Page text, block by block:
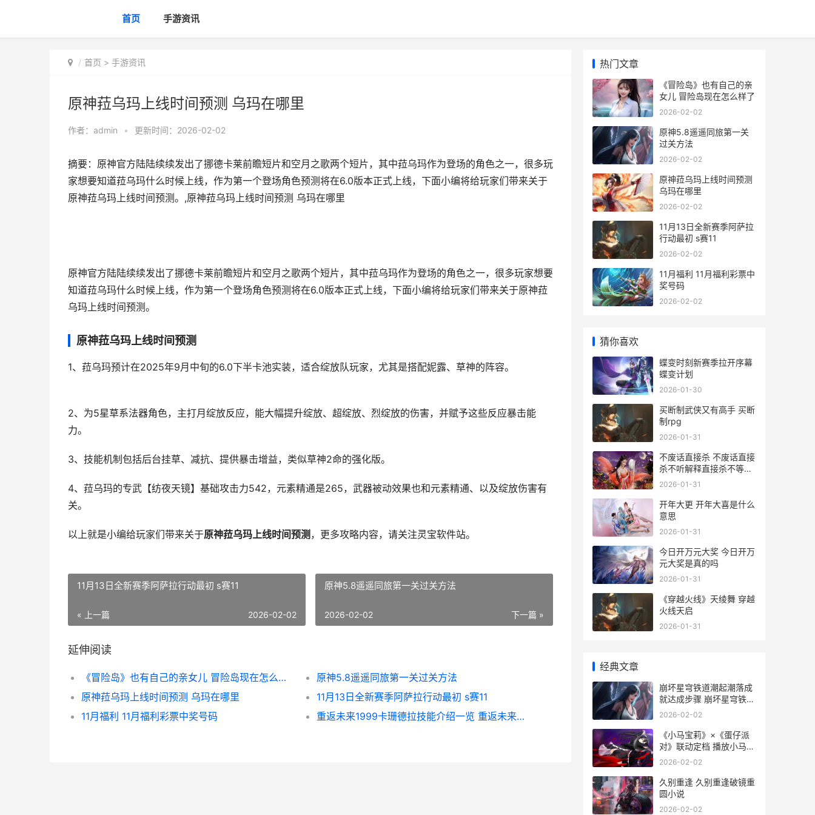
首页 手游资讯
首页 > 手游资讯
原神菈乌玛上线时间预测 乌玛在哪里
作者： admin • 更新时间：2026-02-02
摘要：原神官方陆陆续续发出了挪德卡莱前瞻短片和空月之歌两个短片，其中菈乌玛作为登场的角色之一，很多玩
家想要知道菈乌玛什么时候上线，作为第一个登场角色预测将在6.0版本正式上线，下面小编将给玩家们带来关于
原神菈乌玛上线时间预测。,原神菈乌玛上线时间预测 乌玛在哪里
原神官方陆陆续续发出了挪德卡莱前瞻短片和空月之歌两个短片，其中菈乌玛作为登场的角色之一，很多玩家想要
知道菈乌玛什么时候上线，作为第一个登场角色预测将在6.0版本正式上线，下面小编将给玩家们带来关于原神菈
乌玛上线时间预测。
原神菈乌玛上线时间预测
1、菈乌玛预计在2025年9月中旬的6.0下半卡池实装，适合绽放队玩家，尤其是搭配妮露、草神的阵容。
2、为5星草系法器角色，主打月绽放反应，能大幅提升绽放、超绽放、烈绽放的伤害，并赋予这些反应暴击能
力。
3、技能机制包括后台挂草、减抗、提供暴击增益，类似草神2命的强化版。
4、菈乌玛的专武【纺夜天镜】基础攻击力542，元素精通是265，武器被动效果也和元素精通、以及绽放伤害有
关。
以上就是小编给玩家们带来关于原神菈乌玛上线时间预测 ，更多攻略内容，请关注灵宝软件站。
11月13日全新赛季阿萨拉行动最初 s赛11
« 上一篇 2026-02-02
原神5.8遥遥同旅第一关过关方法
下一篇 »
2026-02-02
延伸阅读
《冒险岛》也有自己的亲女儿 冒险岛现在怎么样了
原神5.8遥遥同旅第一关过关方法
原神菈乌玛上线时间预测 乌玛在哪里
11月13日全新赛季阿萨拉行动最初 s赛11
11月福利 11月福利彩票中奖号码
重返未来1999卡珊德拉技能介绍一览 重返未来1999卡位
热门文章
《冒险岛》也有自己的亲
女儿 冒险岛现在怎么样了
2026-02-02
原神5.8遥遥同旅第一关
过关方法
2026-02-02
原神菈乌玛上线时间预测
乌玛在哪里
2026-02-02
11月13日全新赛季阿萨拉
行动最初 s赛11
2026-02-02
11月福利 11月福利彩票中
奖号码
2026-02-02
猜你喜欢
蝶变时刻新赛季拉开序幕
蝶变计划
2026-01-30
买断制武侠又有高手 买断
制rpg
2026-01-31
不废话直接杀 不废话直接
杀不听解释直接杀不等说
话直接杀
2026-01-31
开年大更 开年大喜是什么
意思
2026-01-31
今日开万元大奖 今日开万
元大奖是真的吗
2026-01-31
《穿越火线》天绫舞 穿越
火线天启
2026-01-31
经典文章
崩坏星穹铁道潮起潮落成
就达成步骤 崩坏星穹铁道
nga
2026-02-02
《小马宝莉》×《蛋仔派
对》联动定档 播放小马宝
莉
2026-02-02
久别重逢 久别重逢破镜重
圆小说
2026-02-02